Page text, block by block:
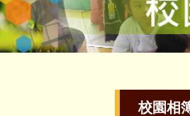
校園相